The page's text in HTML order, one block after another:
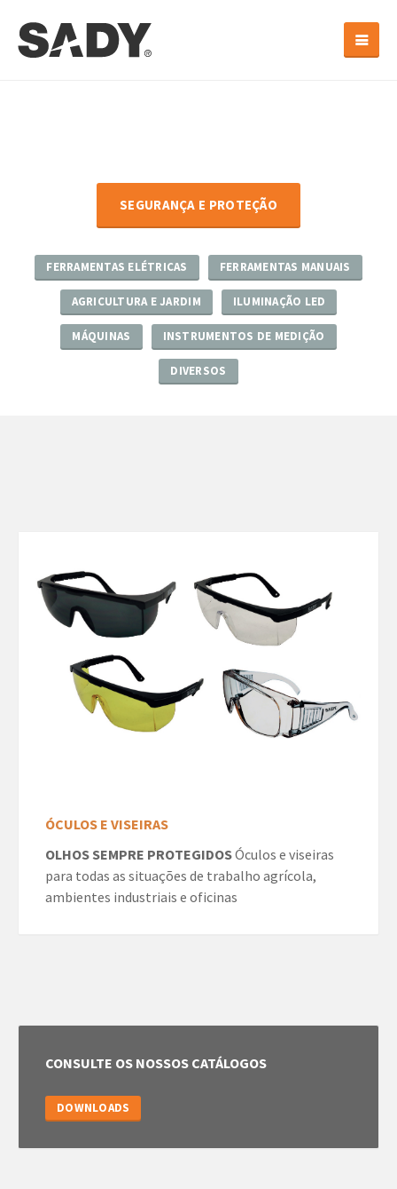
SEGURANÇA E PROTEÇÃO
FERRAMENTAS ELÉTRICAS FERRAMENTAS MANUAIS
AGRICULTURA E JARDIM ILUMINAÇÃO LED
MÁQUINAS INSTRUMENTOS DE MEDIÇÃO
DIVERSOS
ÓCULOS E VISEIRAS
OLHOS SEMPRE PROTEGIDOSÓculos e viseiras
para todas as situações de trabalho agrícola,
ambientes industriais e oficinas
CONSULTE OS NOSSOS CATÁLOGOS
DOWNLOADS